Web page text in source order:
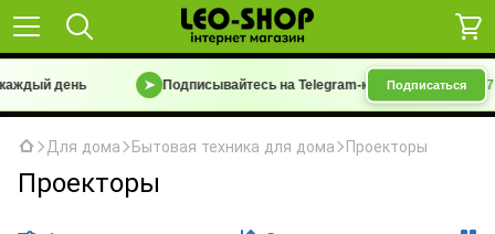
день ➤ Подписывайтесь на Telegram-канал«Барахолка 7
Подписаться
Для дома Бытовая техника для дома Проекторы
Проекторы